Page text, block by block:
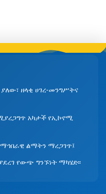
ዘላቂ ሀገረ-መንግሥትና
አካታች የኢኮኖሚ
ልማትን ማረጋገጥ፤
የውጭ ግንኙነት ማካሄድ፡፡